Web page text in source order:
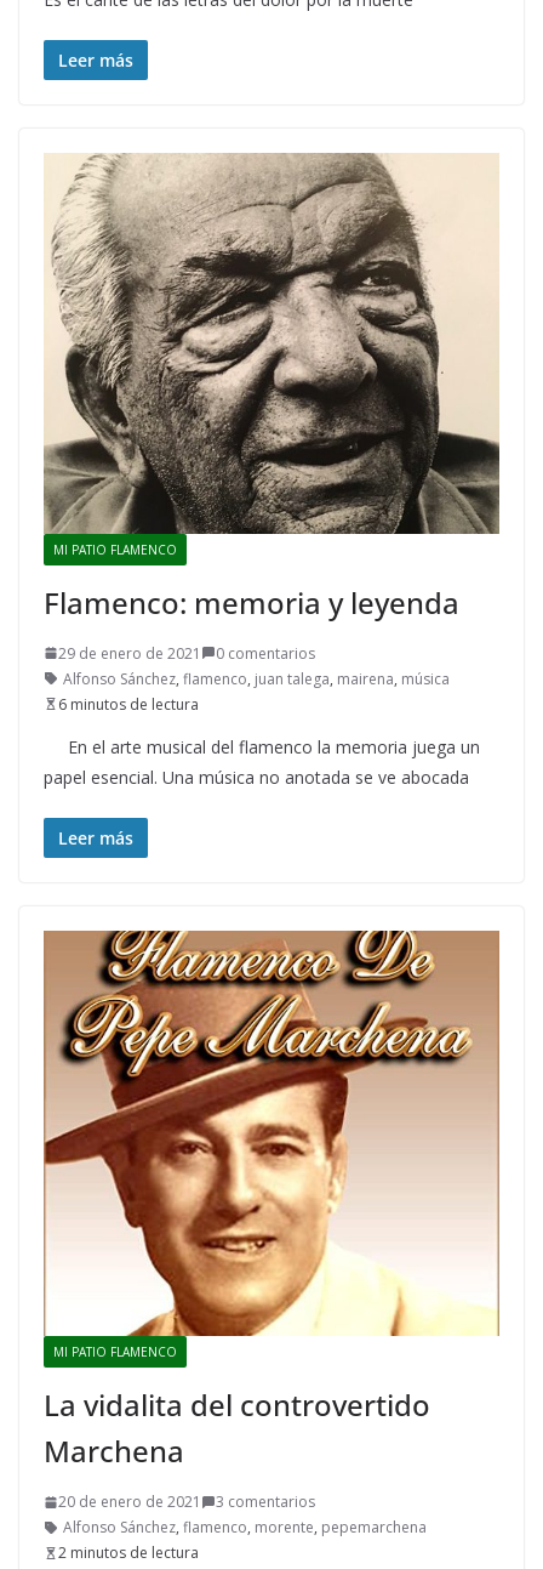
Leer más
MI PATIO FLAMENCO
Flamenco: memoria y leyenda
29 de enero de 2021
0 comentarios
Alfonso Sánchez, flamenco, juan talega, mairena, música
6 minutos de lectura
En el arte musical del flamenco la memoria juega un
papel esencial. Una música no anotada se ve abocada
Leer más
MI PATIO FLAMENCO
La vidalita del controvertido
Marchena
20 de enero de 2021
3 comentarios
Alfonso Sánchez, flamenco, morente, pepemarchena
2 minutos de lectura